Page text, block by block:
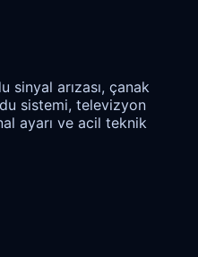
sinyal arızası, çanak
sistemi, televizyon
ayarı ve acil teknik